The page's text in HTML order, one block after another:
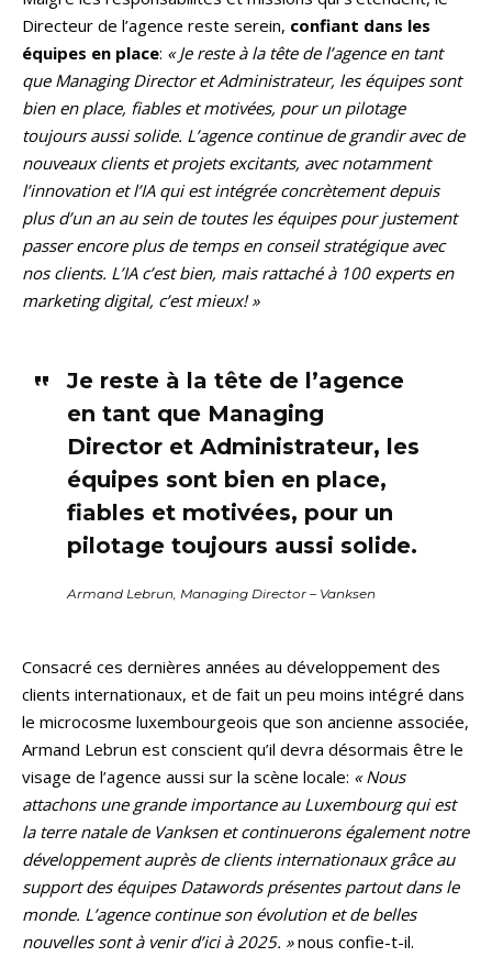
Directeur de l’agence reste serein, confiant dans les
équipes en place: « Je reste à la tête de l’agence en tant
que Managing Director et Administrateur, les équipes sont
bien en place, fiables et motivées, pour un pilotage
toujours aussi solide. L’agence continue de grandir avec de
nouveaux clients et projets excitants, avec notamment
l’innovation et l’IA qui est intégrée concrètement depuis
plus d’un an au sein de toutes les équipes pour justement
passer encore plus de temps en conseil stratégique avec
nos clients. L’IA c’est bien, mais rattaché à 100 experts en
marketing digital, c’est mieux! »
Je reste à la tête de l’agence
en tant que Managing
Director et Administrateur, les
équipes sont bien en place,
fiables et motivées, pour un
pilotage toujours aussi solide.
Armand Lebrun, Managing Director – Vanksen
Consacré ces dernières années au développement des
clients internationaux, et de fait un peu moins intégré dans
le microcosme luxembourgeois que son ancienne associée,
Armand Lebrun est conscient qu’il devra désormais être le
visage de l’agence aussi sur la scène locale: « Nous
attachons une grande importance au Luxembourg qui est
la terre natale de Vanksen et continuerons également notre
développement auprès de clients internationaux grâce au
support des équipes Datawords présentes partout dans le
monde. L’agence continue son évolution et de belles
nouvelles sont à venir d’ici à 2025. »nous confie-t-il.